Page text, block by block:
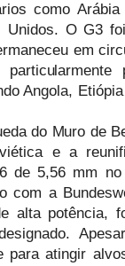
como
Unidos. O G3
em
Angola,
do Muro de
e a
de 5,56 mm
com a
alta potência,
para atingir